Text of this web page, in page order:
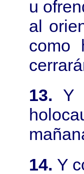
u
al
como
13. Y
14. Y